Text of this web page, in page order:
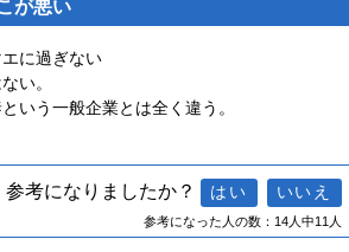
が悪い
に過ぎない
い。
いう一般企業とは全く違う。
参考になりましたか？
参考になった人の数：14人中11人